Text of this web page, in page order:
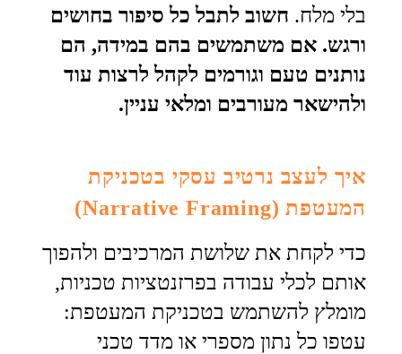
בלי מלח. חשוב לתבל כל סיפור בחושים
ורגש. אם משתמשים בהם במידה, הם
נותנים טעם וגורמים לקהל לרצות עוד
ולהישאר מעורבים ומלאי עניין.
איך לעצב נרטיב עסקי בטכניקת
המעטפת (Narrative Framing)
כדי לקחת את שלושת המרכיבים ולהפוך
אותם לכלי עבודה בפרזנטציות טכניות,
מומלץ להשתמש בטכניקת המעטפת:
עטפו כל נתון מספרי או מדד טכני